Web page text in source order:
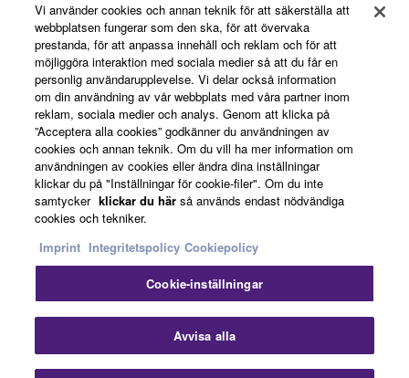
Om Yamaha
Sverige - Swedish
Business
Kontakta ossVillkorIntegritetspolicyCookiepolicyImprint
© Yamaha Corporation.
Vi använder cookies och annan teknik för att säkerställa att
webbplatsen fungerar som den ska, för att övervaka
prestanda, för att anpassa innehåll och reklam och för att
möjliggöra interaktion med sociala medier så att du får en
personlig användarupplevelse. Vi delar också information
om din användning av vår webbplats med våra partner inom
reklam, sociala medier och analys. Genom att klicka på
”Acceptera alla cookies” godkänner du användningen av
cookies och annan teknik. Om du vill ha mer information om
användningen av cookies eller ändra dina inställningar
klickar du på "Inställningar för cookie-filer". Om du inte
samtycker klickar du här så används endast nödvändiga
cookies och tekniker.
Imprint Integritetspolicy Cookiepolicy
Cookie-inställningar
Avvisa alla